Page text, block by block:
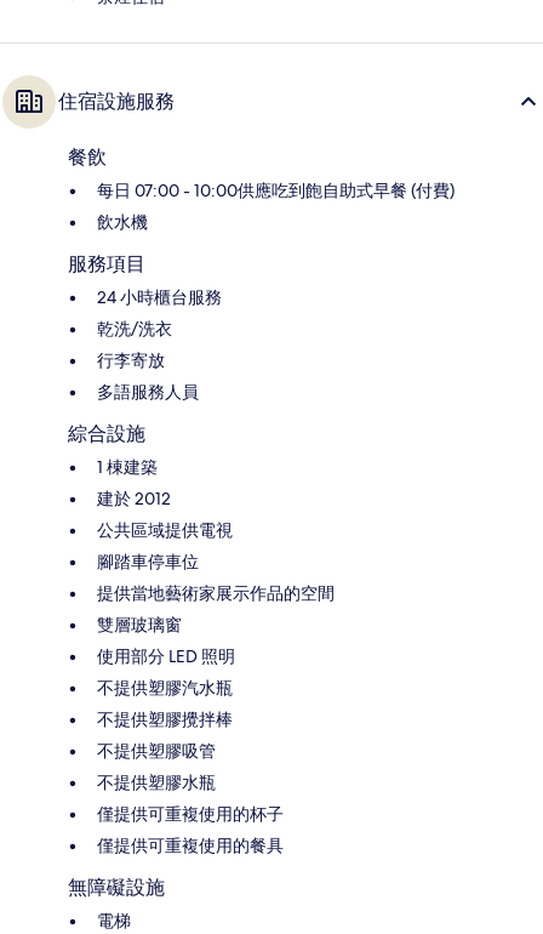
住宿設施服務
餐飲
每日 07:00 - 10:00供應吃到飽自助式早餐 (付費)
飲水機
服務項目
24 小時櫃台服務
乾洗/洗衣
行李寄放
多語服務人員
綜合設施
1 棟建築
建於 2012
公共區域提供電視
腳踏車停車位
提供當地藝術家展示作品的空間
雙層玻璃窗
使用部分 LED 照明
不提供塑膠汽水瓶
不提供塑膠攪拌棒
不提供塑膠吸管
不提供塑膠水瓶
僅提供可重複使用的杯子
僅提供可重複使用的餐具
無障礙設施
電梯